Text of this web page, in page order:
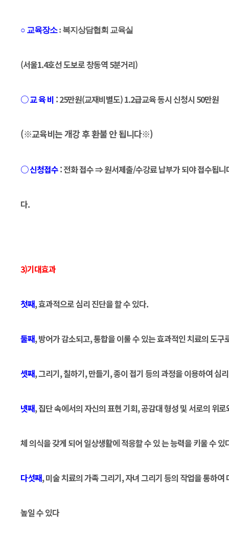
○ 교육장소: 복지상담협회 교육실
(서울1.4호선 도보로 창동역 5분거리)
○ 교 육 비 : 25만원(교재비별도) 1.2급교육 동시 신청시 50만원
(※교육비는 개강 후 환불 안 됩니다※)
○ 신청접수: 전화 접수 ⇒ 원서제출/수강료 납부가 되야 접수됩
다.
3)기대효과
첫째, 효과적으로 심리 진단을 할 수 있다.
둘째, 방어가 감소되고, 통합을 이룰 수 있는 효과적인 치료의 도구
셋째, 그리기, 칠하기, 만들기, 종이 접기 등의 과정을 이용하여 심
넷째, 집단 속에서의 자신의 표현 기회, 공감대 형성 및 서로의 위
체 의식을 갖게 되어 일상생활에 적응할 수 있 는 능력을 키울 수 있
다섯째, 미술 치료의 가족 그리기, 자녀 그리기 등의 작업을 통하
높일 수 있다